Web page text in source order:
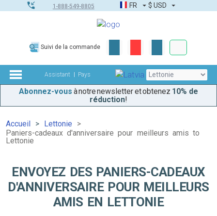
1-888-549-8805 FR $ USD
Suivi de la commande
Assistant Pays
Abonnez-vous à notre newsletter et obtenez 10% de
réduction!
Accueil
Lettonie
Paniers-cadeaux d'anniversaire pour meilleurs amis to
Lettonie
ENVOYEZ DES PANIERS-CADEAUX
D'ANNIVERSAIRE POUR MEILLEURS
AMIS EN LETTONIE